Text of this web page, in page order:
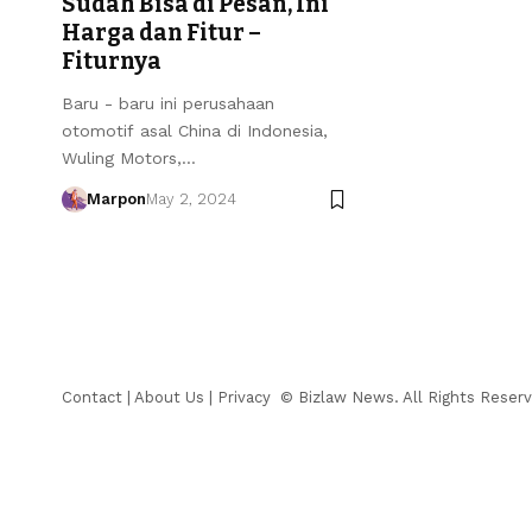
Harga dan Fitur –
Fiturnya
Baru - baru ini perusahaan
otomotif asal China di Indonesia,
Wuling Motors,…
MarponMay 2, 2024
Contact About Us Privacy © Bizlaw News. All Rights